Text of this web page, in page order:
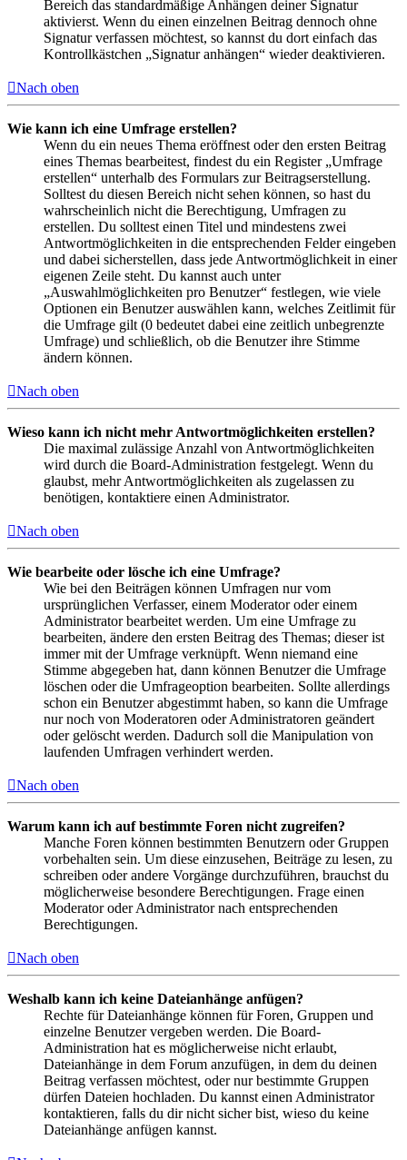
Bereich das standardmäßige Anhängen deiner Signatur
aktivierst. Wenn du einen einzelnen Beitrag dennoch ohne
Signatur verfassen möchtest, so kannst du dort einfach das
Kontrollkästchen „Signatur anhängen“ wieder deaktivieren.
Nach oben
Wie kann ich eine Umfrage erstellen?
Wenn du ein neues Thema eröffnest oder den ersten Beitrag
eines Themas bearbeitest, findest du ein Register „Umfrage
erstellen“ unterhalb des Formulars zur Beitragserstellung.
Solltest du diesen Bereich nicht sehen können, so hast du
wahrscheinlich nicht die Berechtigung, Umfragen zu
erstellen. Du solltest einen Titel und mindestens zwei
Antwortmöglichkeiten in die entsprechenden Felder eingeben
und dabei sicherstellen, dass jede Antwortmöglichkeit in einer
eigenen Zeile steht. Du kannst auch unter
„Auswahlmöglichkeiten pro Benutzer“ festlegen, wie viele
Optionen ein Benutzer auswählen kann, welches Zeitlimit für
die Umfrage gilt (0 bedeutet dabei eine zeitlich unbegrenzte
Umfrage) und schließlich, ob die Benutzer ihre Stimme
ändern können.
Nach oben
Wieso kann ich nicht mehr Antwortmöglichkeiten erstellen?
Die maximal zulässige Anzahl von Antwortmöglichkeiten
wird durch die Board-Administration festgelegt. Wenn du
glaubst, mehr Antwortmöglichkeiten als zugelassen zu
benötigen, kontaktiere einen Administrator.
Nach oben
Wie bearbeite oder lösche ich eine Umfrage?
Wie bei den Beiträgen können Umfragen nur vom
ursprünglichen Verfasser, einem Moderator oder einem
Administrator bearbeitet werden. Um eine Umfrage zu
bearbeiten, ändere den ersten Beitrag des Themas; dieser ist
immer mit der Umfrage verknüpft. Wenn niemand eine
Stimme abgegeben hat, dann können Benutzer die Umfrage
löschen oder die Umfrageoption bearbeiten. Sollte allerdings
schon ein Benutzer abgestimmt haben, so kann die Umfrage
nur noch von Moderatoren oder Administratoren geändert
oder gelöscht werden. Dadurch soll die Manipulation von
laufenden Umfragen verhindert werden.
Nach oben
Warum kann ich auf bestimmte Foren nicht zugreifen?
Manche Foren können bestimmten Benutzern oder Gruppen
vorbehalten sein. Um diese einzusehen, Beiträge zu lesen, zu
schreiben oder andere Vorgänge durchzuführen, brauchst du
möglicherweise besondere Berechtigungen. Frage einen
Moderator oder Administrator nach entsprechenden
Berechtigungen.
Nach oben
Weshalb kann ich keine Dateianhänge anfügen?
Rechte für Dateianhänge können für Foren, Gruppen und
einzelne Benutzer vergeben werden. Die Board-
Administration hat es möglicherweise nicht erlaubt,
Dateianhänge in dem Forum anzufügen, in dem du deinen
Beitrag verfassen möchtest, oder nur bestimmte Gruppen
dürfen Dateien hochladen. Du kannst einen Administrator
kontaktieren, falls du dir nicht sicher bist, wieso du keine
Dateianhänge anfügen kannst.